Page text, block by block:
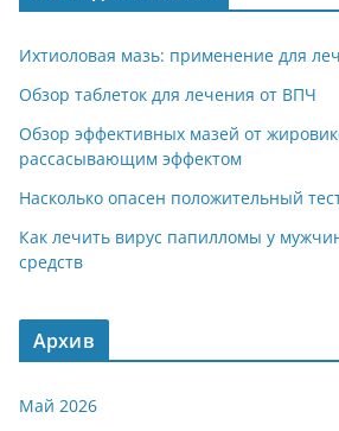
Ихтиоловая мазь: применение для
Обзор таблеток для лечения от ВПЧ
Обзор эффективных мазей от
рассасывающим эффектом
Насколько опасен положительный
Как лечить вирус папилломы у
средств
Архив
Май 2026